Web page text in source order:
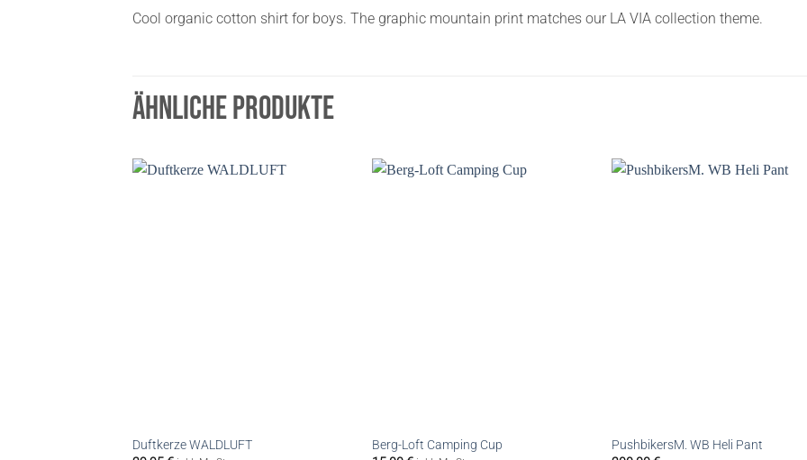
Cool organic cotton shirt for boys. The graphic mountain print matches our LA VIA collection theme.
ÄHNLICHE PRODUKTE
Duftkerze WALDLUFT
Berg-Loft Camping Cup
PushbikersM. WB Heli Pant